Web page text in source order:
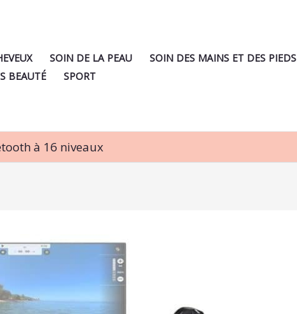
SOIN DE LA PEAU SOIN DES MAINS ET DES PIEDS
BEAUTÉ
SPORT
à 16 niveaux